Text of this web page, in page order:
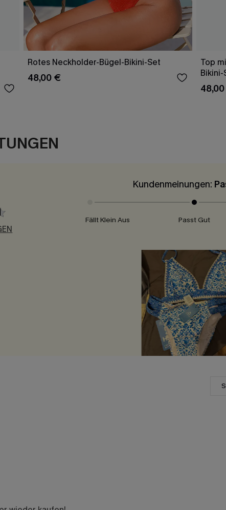
Rotes Neckholder-Bügel-Bikini-Set
48,00 €
Top
Bikini-
Kundenmeinungen:
Fällt Klein Aus Passt Gut